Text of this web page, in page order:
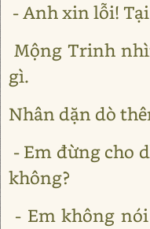
- Anh xin lỗi!
Mộng Trinh
gì.
Nhân dặn dò
- Em đừng cho
không?
- Em không